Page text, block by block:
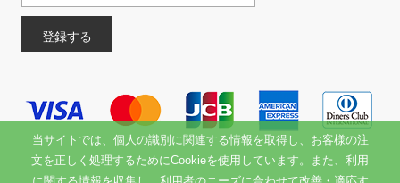
当サイトでは、個人の識別に関連する情報を取得し、お客様の注
文を正しく処理するためにCookieを使用しています。また、利用